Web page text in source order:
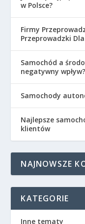
w Polsce?
Firmy
Przeprowadzki
Samochód a
negatywny wpływ?
Samochody
Najlepsze
klientów
NAJNOWSZE
KATEGORIE
Inne tematy